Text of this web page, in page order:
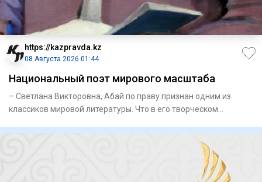
https://kazpravda.kz
08 Августа 2026 01:44
Национальный поэт мирового масштаба
– Светлана Викторовна, Абай по праву признан одним из
классиков мировой литературы. Что в его творческом